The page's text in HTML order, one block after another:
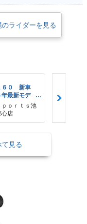
ライダーを見る
６０ 新車
年最新モデ
スモーキー
スマートキ
メットイ
ｐｏｒｔｓ池
店
見る